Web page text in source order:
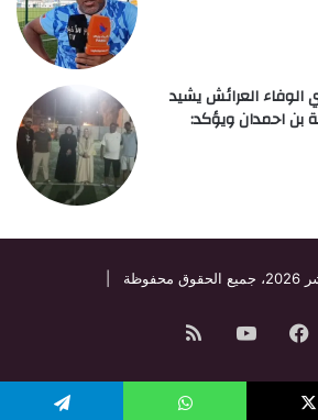
العرائش يشيد
احمدان ويؤكد:
|
فيسبوك ‫YouTube
الموقع